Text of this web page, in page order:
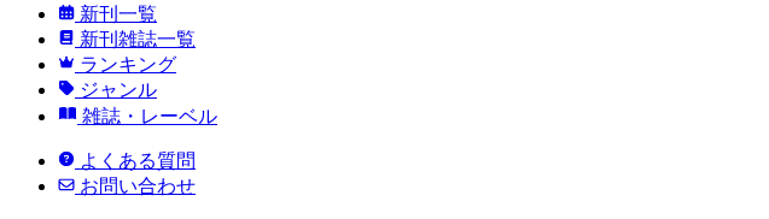
新刊一覧
新刊雑誌一覧
ランキング
ジャンル
雑誌・レーベル
よくある質問
お問い合わせ